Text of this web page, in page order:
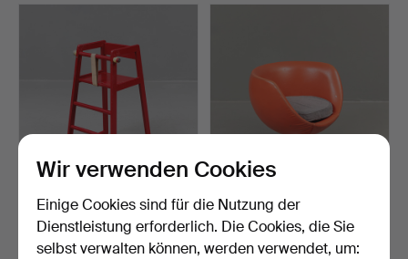
KINDERSTUHL, bemaltes
Holz, 20. Jh.
Beendet 3. Jul 2026
LENNAR BENDER. Sessel,
Leder, Modell Cubus…
Beendet 2. Jul 2026
Wir verwenden Cookies
Einige Cookies sind für die Nutzung der
Dienstleistung erforderlich. Die Cookies, die Sie
selbst verwalten können, werden verwendet, um: